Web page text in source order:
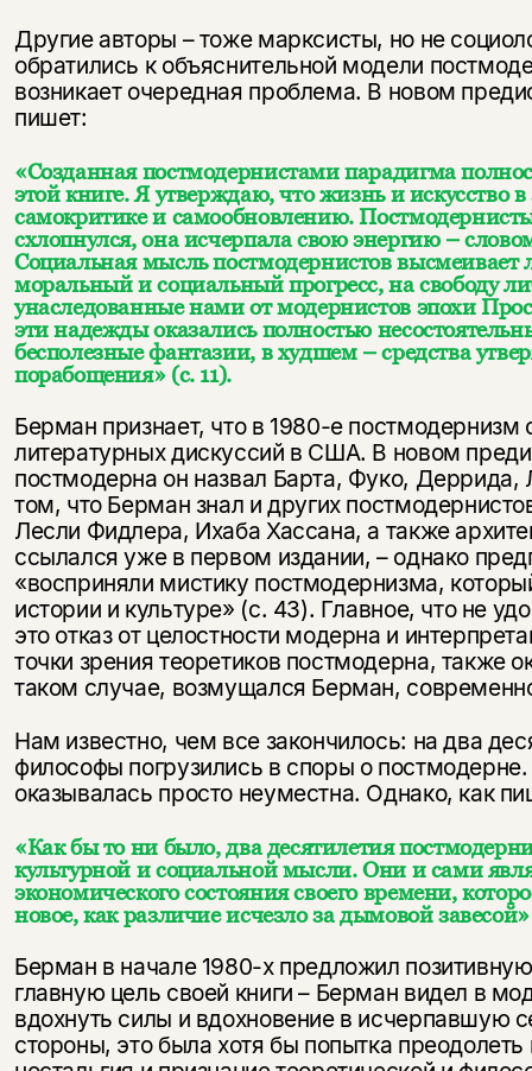
Другие авторы – тоже марксисты, но не
обратились к объяснительной модели
возникает очередная проблема. В новом
пишет:
«Созданная постмодернистами парадигма
этой книге. Я утверждаю, что жизнь и искусство
самокритике и самообновлению.
схлопнулся, она исчерпала свою энергию –
Социальная мысль постмодернистов
моральный и социальный прогресс, на свободу
унаследованные нами от модернистов эпохи
эти надежды оказались полностью
бесполезные фантазии, в худшем – средства
порабощения» (с. 11).
Берман признает, что в 1980-е постмодернизм
литературных дискуссий в США. В новом
постмодерна он назвал Барта, Фуко, Деррида,
том, что Берман знал и других
Лесли Фидлера, Ихаба Хассана, а также
ссылался уже в первом издании, – однако
«восприняли мистику постмодернизма,
истории и культуре» (с. 43). Главное, что не
это отказ от целостности модерна и
точки зрения теоретиков постмодерна, также
таком случае, возмущался Берман,
Нам известно, чем все закончилось: на два
философы погрузились в споры о
оказывалась просто неуместна. Однако, как
«Как бы то ни было, два десятилетия
культурной и социальной мысли. Они и сами
экономического состояния своего времени,
новое, как различие исчезло за дымовой
Берман в начале 1980-х предложил
главную цель своей книги – Берман видел в
вдохнуть силы и вдохновение в исчерпавшую
стороны, это была хотя бы попытка